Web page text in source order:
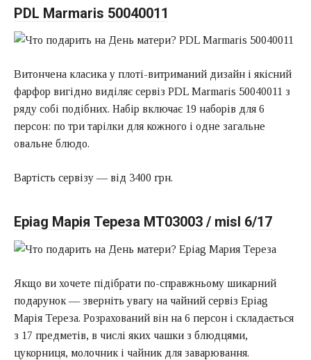
PDL Marmaris 50040011
Витончена класика у плоті-витриманий дизайн і якісний
фарфор вигідно виділяє сервіз PDL Marmaris 50040011 з
ряду собі подібних. Набір включає 19 наборів для 6
персон: по три тарілки для кожного і одне загальне
овальне блюдо.
Вартість сервізу — від 3400 грн.
Epiag Марія Тереза MT03003 / misl 6/17
Якщо ви хочете підібрати по-справжньому шикарний
подарунок — зверніть увагу на чайний сервіз Epiag
Марія Тереза. Розрахований він на 6 персон і складається
з 17 предметів, в числі яких чашки з блюдцями,
цукорниця, молочник і чайник для заварювання.